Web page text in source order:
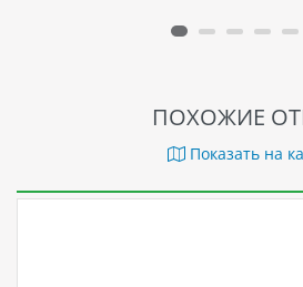
ПОХОЖИЕ
Показать на